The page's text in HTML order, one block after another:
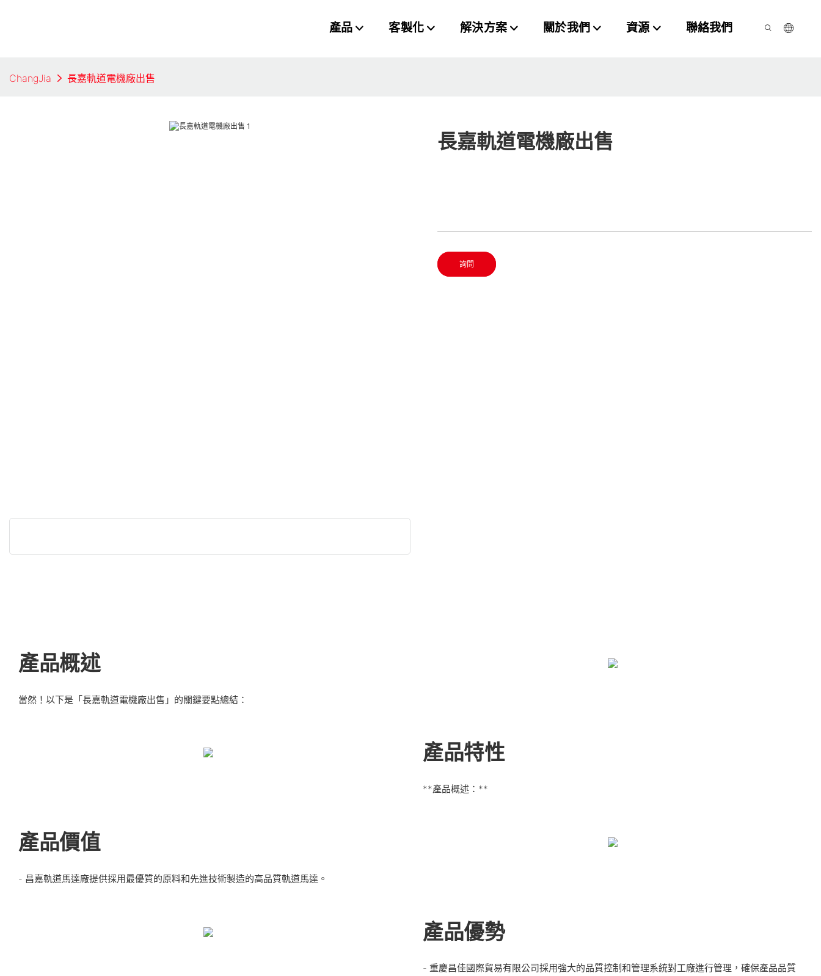
產品 客製化 解決方案 關於我們 資源 聯絡我們
ChangJia 長嘉軌道電機廠出售
長嘉軌道電機廠出售
詢問
產品概述
當然！以下是「長嘉軌道電機廠出售」的關鍵要點總結：
產品特性
**產品概述：**
產品價值
- 昌嘉軌道馬達廠提供採用最優質的原料和先進技術製造的高品質軌道馬達。
產品優勢
- 重慶昌佳國際貿易有限公司採用強大的品質控制和管理系統對工廠進行管理，確保產品品質